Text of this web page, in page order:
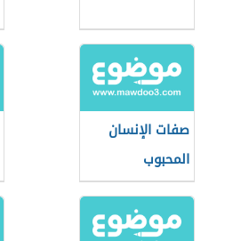
صفات الإنسان
المحبوب